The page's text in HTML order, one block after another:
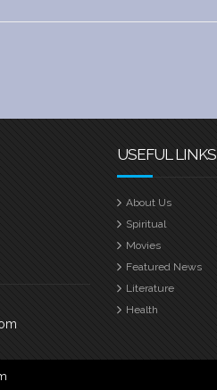
USEFUL LINKS
About Us
Spiritual
Movies
Featured News
Literature
Health